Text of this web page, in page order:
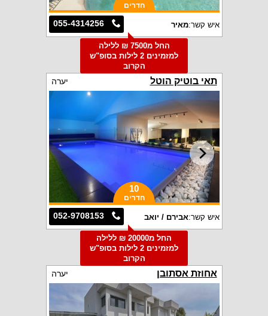
חדרים
055-4314256 איש קשר:מאיר
החל מ7500 ₪ ללילה
למזמינים 2 לילות בסופ"ש
הקרוב
תאי בוטיק הוטל יערה
10
חדרים
052-9708153 איש קשר:אבירם / יואב
החל מ20000 ₪ ללילה
למזמינים 2 לילות בסופ"ש
הקרוב
אחוזת אסתובן יערה